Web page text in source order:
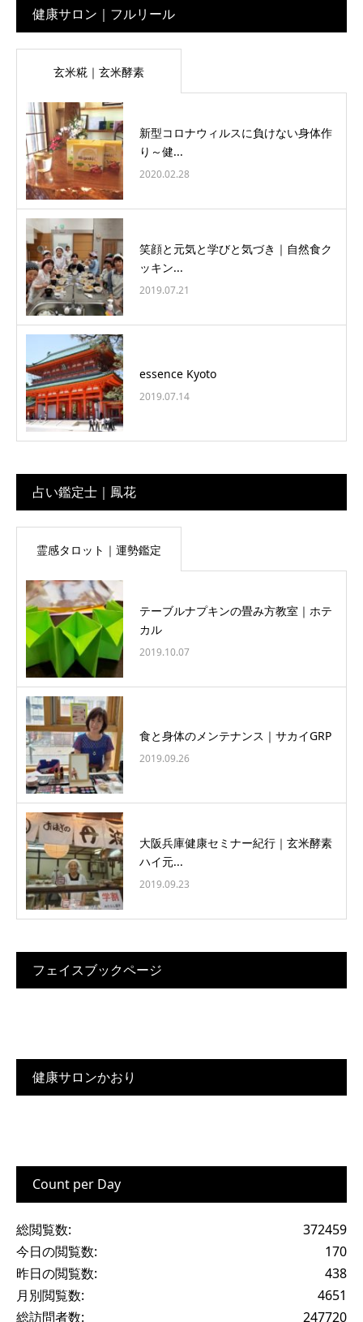
健康サロン｜フルリール
玄米糀｜玄米酵素
新型コロナウィルスに負けない身体作
り～健...
2020.02.28
笑顔と元気と学びと気づき｜自然食ク
ッキン...
2019.07.21
essence Kyoto
2019.07.14
占い鑑定士｜鳳花
霊感タロット｜運勢鑑定
テーブルナプキンの畳み方教室｜ホテ
カル
2019.10.07
食と身体のメンテナンス｜サカイGRP
2019.09.26
大阪兵庫健康セミナー紀行｜玄米酵素
ハイ元...
2019.09.23
フェイスブックページ
健康サロンかおり
Count per Day
372459
総閲覧数:
170
今日の閲覧数:
438
昨日の閲覧数:
4651
月別閲覧数:
247720
総訪問者数: